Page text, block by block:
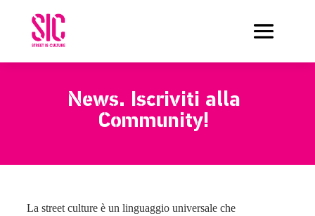
News. Iscriviti alla
Community!
La street culture è un linguaggio universale che